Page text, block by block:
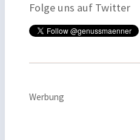
Folge uns auf Twitter
Werbung